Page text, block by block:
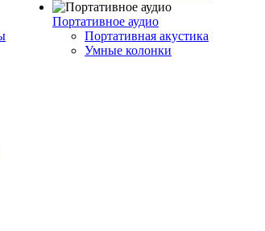
Портативное аудио
Портативная акустика
Умные колонки